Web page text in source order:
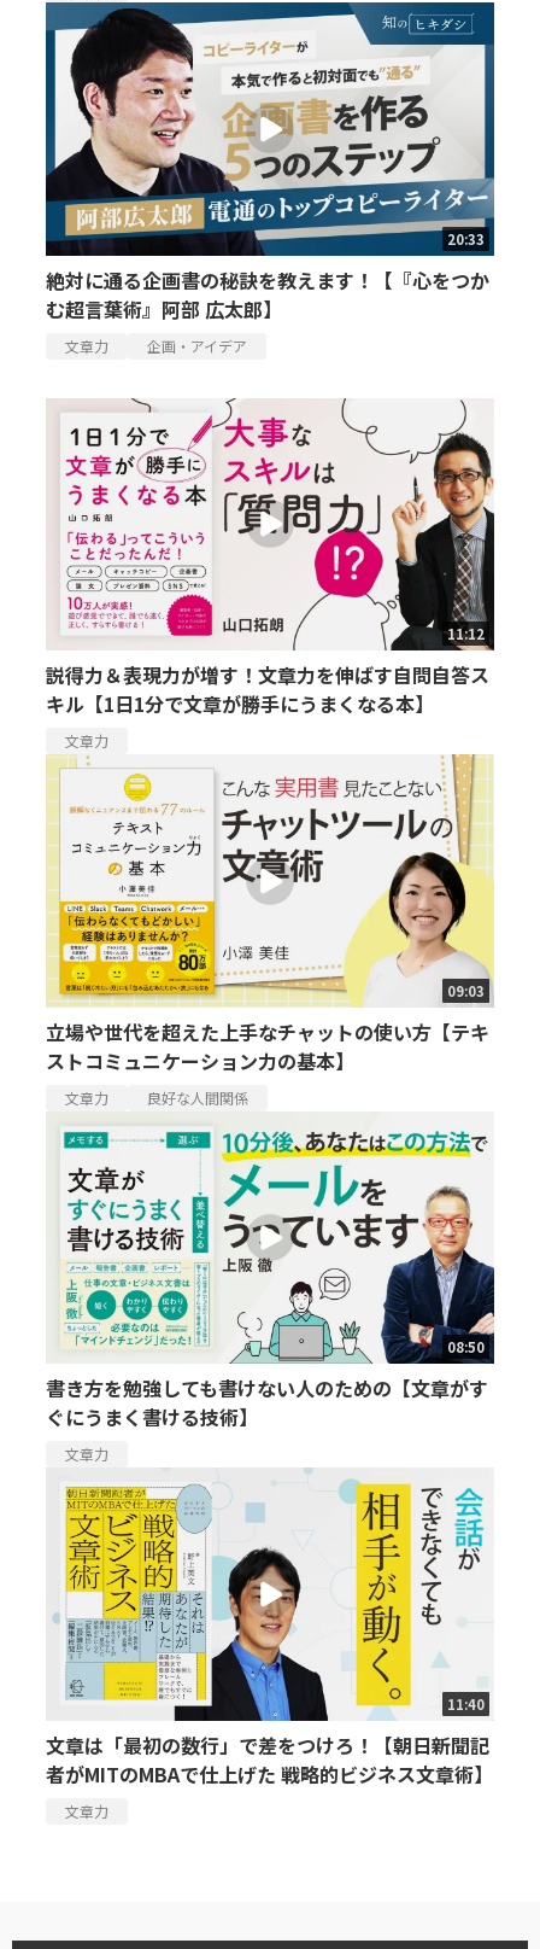
20:33
絶対に通る企画書の秘訣を教えます！【『心をつか
む超言葉術』阿部 広太郎】
文章力 企画・アイデア
11:12
説得力＆表現力が増す！文章力を伸ばす自問自答ス
キル【1日1分で文章が勝手にうまくなる本】
文章力
09:03
立場や世代を超えた上手なチャットの使い方【テキ
ストコミュニケーション力の基本】
文章力 良好な人間関係
08:50
書き方を勉強しても書けない人のための【文章がす
ぐにうまく書ける技術】
文章力
11:40
文章は「最初の数行」で差をつけろ！【朝日新聞記
者がMITのMBAで仕上げた 戦略的ビジネス文章術】
文章力